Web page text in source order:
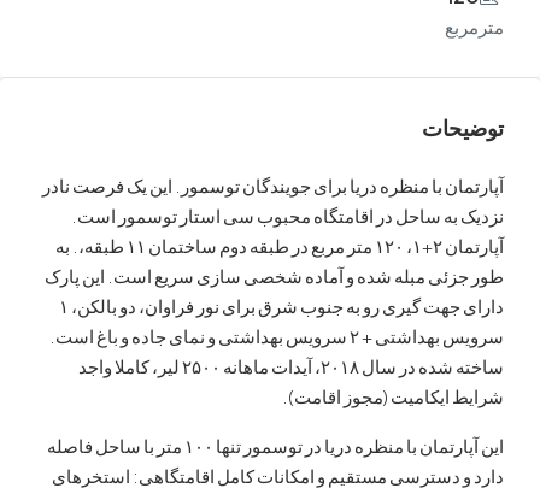
با منظره دریا برای جویندگان توسمور. این یک فرصت نادر
ساحل در اقامتگاه محبوب سی استار توسمور است.
آپارتمان ۲+۱، ۱۲۰ متر مربع در طبقه دوم ساختمان ۱۱ طبقه،. به
مبله شده و آماده شخصی سازی سریع است. این پارک
دارای جهت گیری رو به جنوب شرق برای نور فراوان، دو بالکن، ۱
سرویس بهداشتی + ۲ سرویس بهداشتی و نمای جاده و باغ است.
ساخته شده در سال ۲۰۱۸، آیدات ماهانه ۲۵۰۰ لیر، کاملا واجد
(مجوز اقامت).
این آپارتمان با منظره دریا در توسمور تنها ۱۰۰ متر با ساحل فاصله
دسترسی مستقیم و امکانات کامل اقامتگاهی: استخرهای